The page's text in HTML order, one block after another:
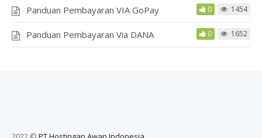
Panduan Pembayaran VIA GoPay 0 1454
Panduan Pembayaran Via DANA 0 1652